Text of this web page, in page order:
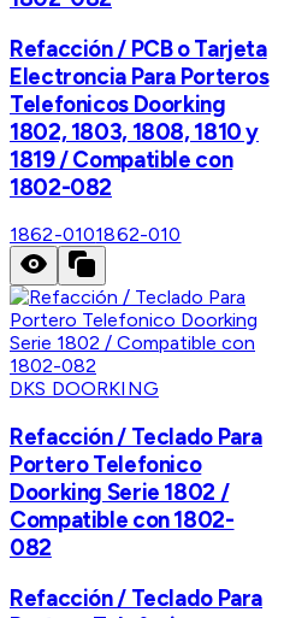
Refacción / PCB o Tarjeta
Electroncia Para Porteros
Telefonicos Doorking
1802, 1803, 1808, 1810 y
1819 / Compatible con
1802-082
1862-0101862-010
DKS DOORKING
Refacción / Teclado Para
Portero Telefonico
Doorking Serie 1802 /
Compatible con 1802-
082
Refacción / Teclado Para